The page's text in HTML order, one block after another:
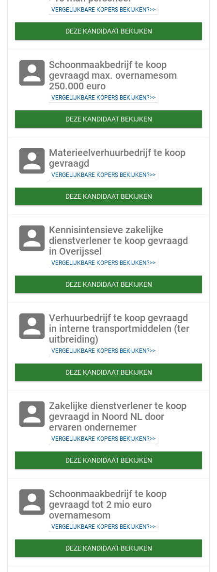
VERGELIJKBARE KOPERS BEKIJKEN?>>
DEZE KANDIDAAT BEKIJKEN
account_box Schoonmaakbedrijf te koop
gevraagd max. overnamesom
250.000 euro
VERGELIJKBARE KOPERS BEKIJKEN?>>
DEZE KANDIDAAT BEKIJKEN
account_box Materieelverhuurbedrijf te koop
gevraagd
VERGELIJKBARE KOPERS BEKIJKEN?>>
DEZE KANDIDAAT BEKIJKEN
account_box Kennisintensieve zakelijke
dienstverlener te koop gevraagd
in Overijssel
VERGELIJKBARE KOPERS BEKIJKEN?>>
DEZE KANDIDAAT BEKIJKEN
account_box Verhuurbedrijf te koop gevraagd
in interne transportmiddelen (ter
uitbreiding)
VERGELIJKBARE KOPERS BEKIJKEN?>>
DEZE KANDIDAAT BEKIJKEN
account_box Zakelijke dienstverlener te koop
gevraagd in Noord NL door
ervaren ondernemer
VERGELIJKBARE KOPERS BEKIJKEN?>>
DEZE KANDIDAAT BEKIJKEN
account_box Schoonmaakbedrijf te koop
gevraagd tot 2 mio euro
overnamesom
VERGELIJKBARE KOPERS BEKIJKEN?>>
DEZE KANDIDAAT BEKIJKEN